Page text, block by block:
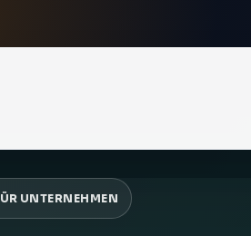
UNTERNEHMEN